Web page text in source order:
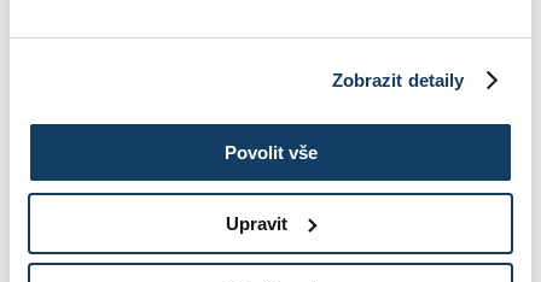
Zobrazit detaily
Povolit vše
Upravit